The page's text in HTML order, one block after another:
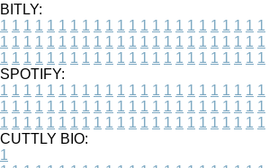
BITLY:
1 1 1 1 1 1 1 1 1 1 1 1 1 1 1 1 1 1 1 1 1 1 1
1 1 1 1 1 1 1 1 1 1 1 1 1 1 1 1 1 1 1 1 1 1 1
1 1 1 1 1 1 1 1 1 1 1 1 1 1 1 1 1 1 1 1 1 1 1
SPOTIFY:
1 1 1 1 1 1 1 1 1 1 1 1 1 1 1 1 1 1 1 1 1 1 1
1 1 1 1 1 1 1 1 1 1 1 1 1 1 1 1 1 1 1 1 1 1 1
1 1 1 1 1 1 1 1 1 1 1 1 1 1 1 1 1 1 1 1 1 1 1
CUTTLY BIO:
1